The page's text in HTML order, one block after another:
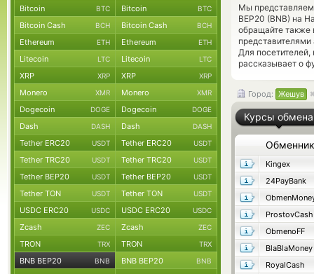
Мы представляем
BEP20 (BNB) на
обращайте также
Для
рассказывает о
Город: Жешув
Курсы обмена
Обменник
Kingex
24PayBank
ProstovCash
ObmenoFF
BlaBlaMoney
RoyalCash
Bitcoin BTC Bitcoin BTC
Bitcoin Cash BCH Bitcoin Cash BCH
Ethereum ETH Ethereum ETH
Litecoin LTC Litecoin LTC
XRP XRP XRP XRP
Monero XMR Monero XMR
Dogecoin DOGE Dogecoin DOGE
Dash DASH Dash DASH
Tether ERC20 USDT Tether ERC20 USDT
Tether TRC20 USDT Tether TRC20 USDT
Tether BEP20 USDT Tether BEP20 USDT
Tether TON USDT Tether TON USDT
USDC ERC20 USDC USDC ERC20 USDC
Zcash ZEC Zcash ZEC
TRON TRX TRON TRX
BNB BEP20 BNB BNB BEP20 BNB